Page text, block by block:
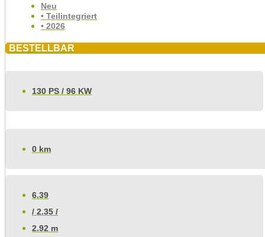
Neu
• Teilintegriert
• 2026
BESTELLBAR
130 PS / 96 KW
0 km
6.39
/ 2.35 /
2.92 m